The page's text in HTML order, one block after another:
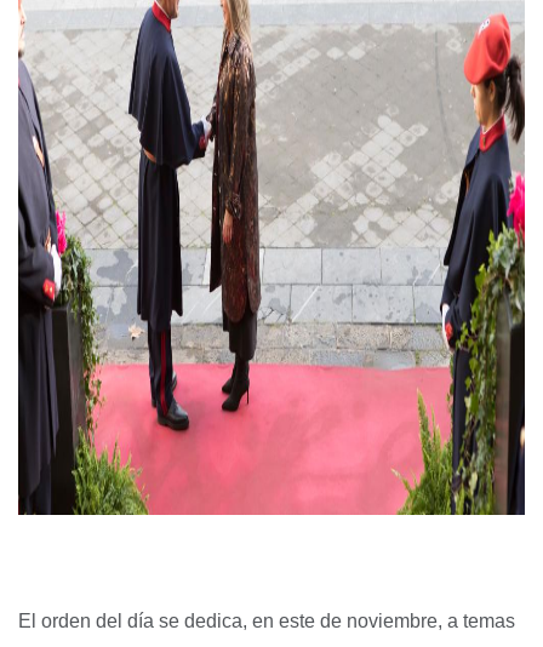
El orden del día se dedica, en este de noviembre, a temas